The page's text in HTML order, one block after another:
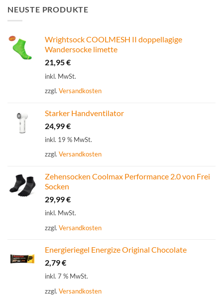
NEUSTE PRODUKTE
Wrightsock COOLMESH II doppellagige
Wandersocke limette
21,95€
inkl. MwSt.
zzgl. Versandkosten
Starker Handventilator
24,99€
inkl. 19 % MwSt.
zzgl. Versandkosten
Zehensocken Coolmax Performance 2.0 von Frei
Socken
29,99€
inkl. MwSt.
zzgl. Versandkosten
Energieriegel Energize Original Chocolate
2,79€
inkl. 7 % MwSt.
zzgl. Versandkosten